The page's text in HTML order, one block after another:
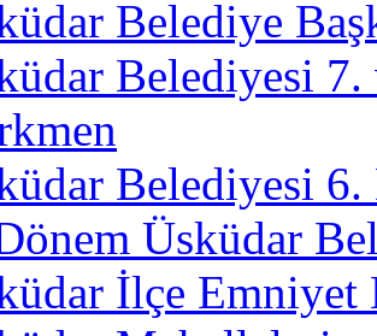
Belediye
Belediyesi
Belediyesi 6.
Üsküdar
İlçe